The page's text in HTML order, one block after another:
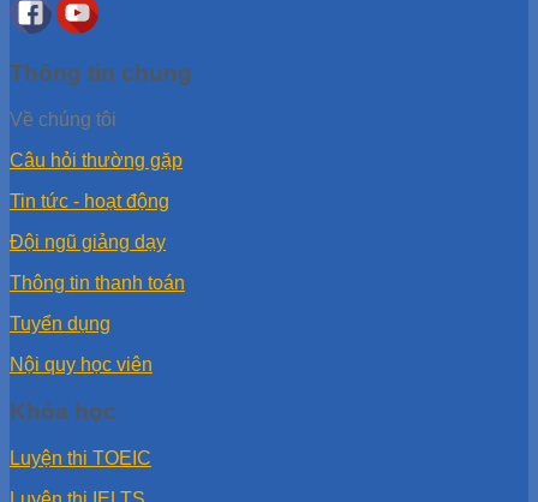
Thông tin chung
Về chúng tôi
Câu hỏi thường gặp
Tin tức - hoạt động
Đội ngũ giảng dạy
Thông tin thanh toán
Tuyển dụng
Nội quy học viên
Khóa học
Luyện thi TOEIC